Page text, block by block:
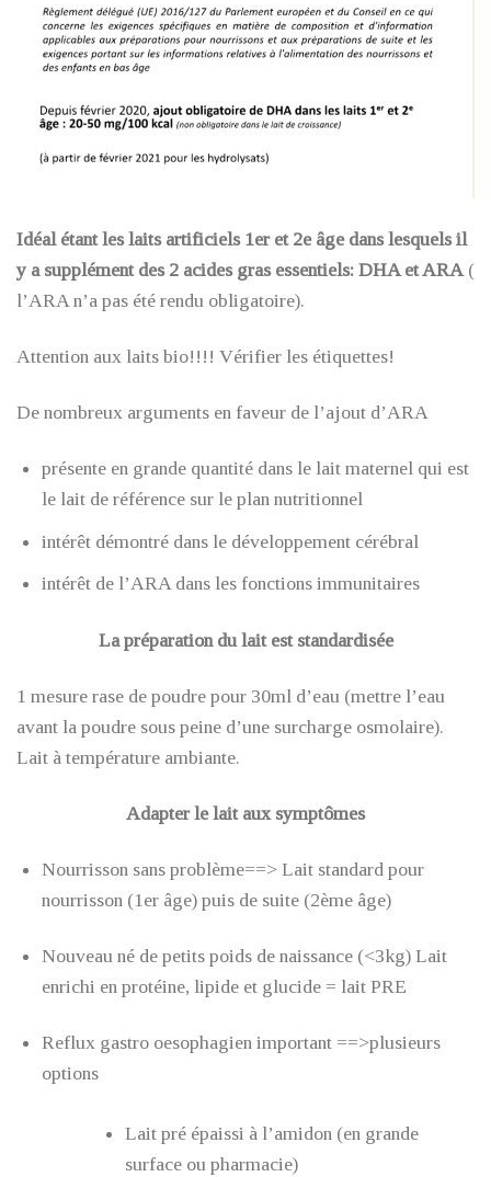
Idéal étant les laits artificiels 1er et 2e âge dans lesquels il
y a supplément des 2 acides gras essentiels: DHA et ARA (
l’ARA n’a pas été rendu obligatoire).
Attention aux laits bio!!!! Vérifier les étiquettes!
De nombreux arguments en faveur de l’ajout d’ARA
présente en grande quantité dans le lait maternel qui est
le lait de référence sur le plan nutritionnel
intérêt démontré dans le développement cérébral
intérêt de l’ARA dans les fonctions immunitaires
La préparation du lait est standardisée
1 mesure rase de poudre pour 30ml d’eau (mettre l’eau
avant la poudre sous peine d’une surcharge osmolaire).
Lait à température ambiante.
Adapter le lait aux symptômes
Nourrisson sans problème==> Lait standard pour
nourrisson (1er âge) puis de suite (2ème âge)
Nouveau né de petits poids de naissance (<3kg) Lait
enrichi en protéine, lipide et glucide = lait PRE
Reflux gastro oesophagien important ==>plusieurs
options
Lait pré épaissi à l’amidon (en grande
surface ou pharmacie)